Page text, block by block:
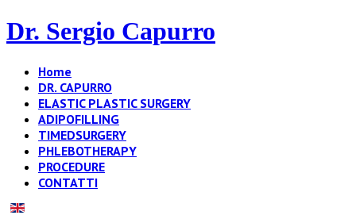
Dr. Sergio Capurro
Home
DR. CAPURRO
ELASTIC PLASTIC SURGERY
ADIPOFILLING
TIMEDSURGERY
PHLEBOTHERAPY
PROCEDURE
CONTATTI